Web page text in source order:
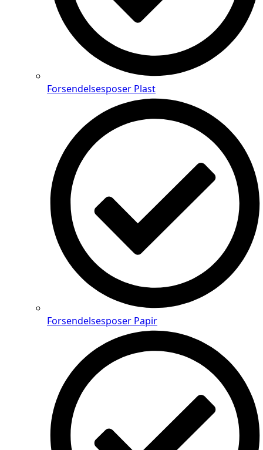
Forsendelsesposer Plast
Forsendelsesposer Papir